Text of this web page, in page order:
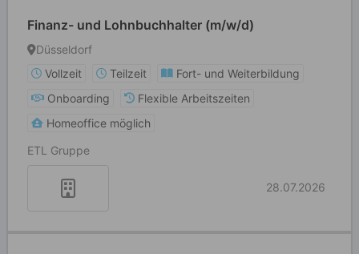
Finanz- und Lohnbuchhalter (m/w/d)
Düsseldorf
Vollzeit
Teilzeit
Fort- und Weiterbildung
Onboarding
Flexible Arbeitszeiten
Homeoffice möglich
ETL Gruppe
28.07.2026